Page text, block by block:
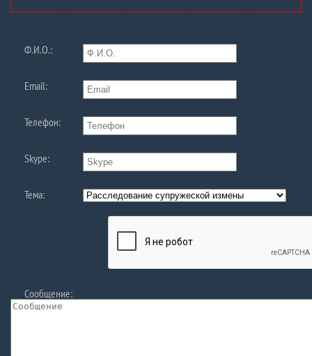
Ф.И.О.:
Email:
Телефон:
Skype:
Тема:
Сообщение: